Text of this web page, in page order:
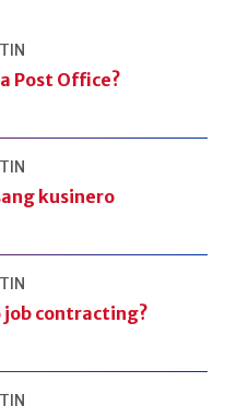
Post Office?
kusinero
job contracting?